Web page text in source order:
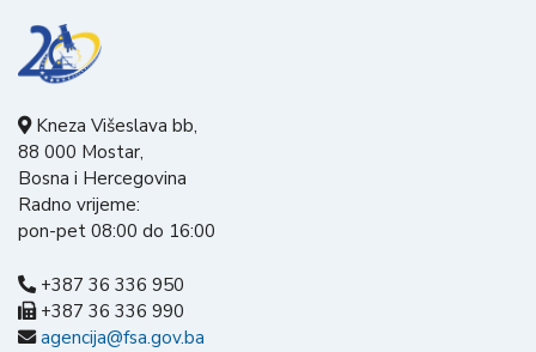
Kneza Višeslava bb,
88 000 Mostar,
Bosna i Hercegovina
Radno vrijeme:
pon-pet 08:00 do 16:00
+387 36 336 950
+387 36 336 990
agencija@fsa.gov.ba